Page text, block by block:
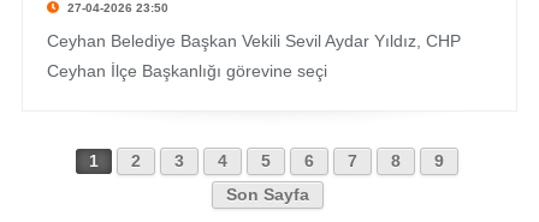
27-04-2026 23:50
Ceyhan Belediye Başkan Vekili Sevil Aydar Yıldız, CHP
Ceyhan İlçe Başkanlığı görevine seçi
1 2 3 4 5 6 7 8
9
Son Sayfa